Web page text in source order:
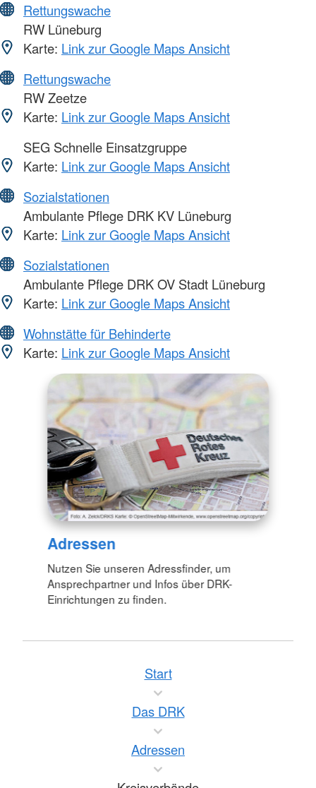
Rettungswache
RW Lüneburg
Karte: Link zur Google Maps Ansicht
Rettungswache
RW Zeetze
Karte: Link zur Google Maps Ansicht
SEG Schnelle Einsatzgruppe
Karte: Link zur Google Maps Ansicht
Sozialstationen
Ambulante Pflege DRK KV Lüneburg
Karte: Link zur Google Maps Ansicht
Sozialstationen
Ambulante Pflege DRK OV Stadt Lüneburg
Karte: Link zur Google Maps Ansicht
Wohnstätte für Behinderte
Karte: Link zur Google Maps Ansicht
Adressen
Nutzen Sie unseren Adressfinder, um
Ansprechpartner und Infos über DRK-
Einrichtungen zu finden.
Start
Das DRK
Adressen